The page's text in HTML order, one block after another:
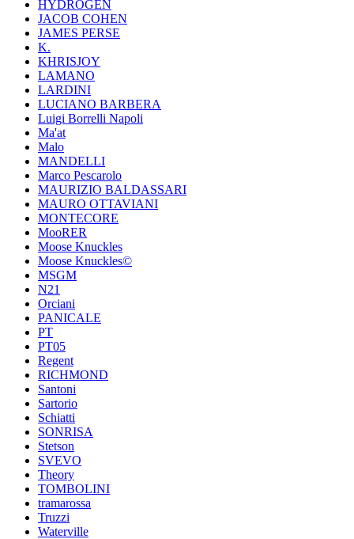
HYDROGEN
JACOB COHEN
JAMES PERSE
K.
KHRISJOY
LAMANO
LARDINI
LUCIANO BARBERA
Luigi Borrelli Napoli
Ma'at
Malo
MANDELLI
Marco Pescarolo
MAURIZIO BALDASSARI
MAURO OTTAVIANI
MONTECORE
MooRER
Moose Knuckles
Moose Knuckles©️
MSGM
N21
Orciani
PANICALE
PT
PT05
Regent
RICHMOND
Santoni
Sartorio
Schiatti
SONRISA
Stetson
SVEVO
Theory
TOMBOLINI
tramarossa
Truzzi
Waterville